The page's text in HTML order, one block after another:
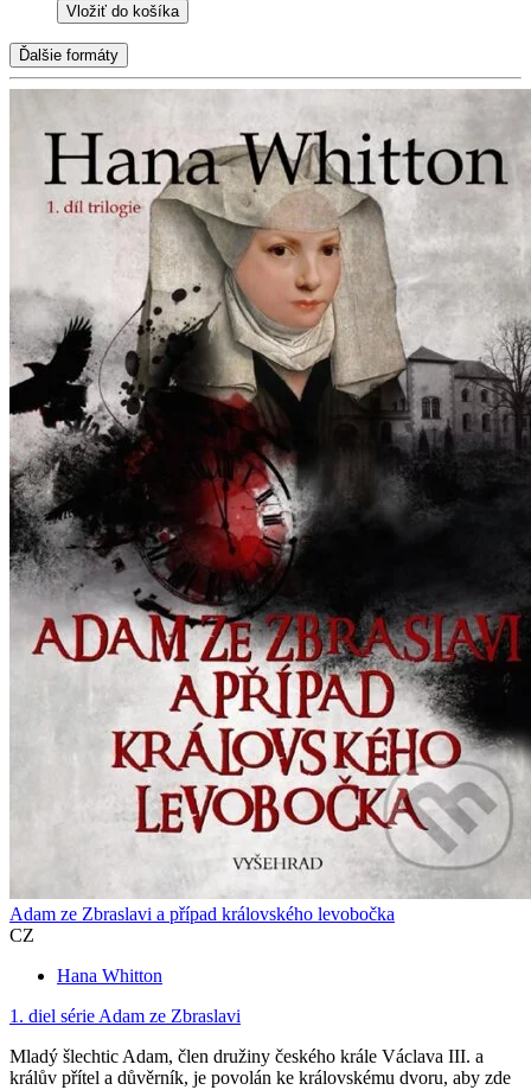
Vložiť do košíka
Ďalšie formáty
Adam ze Zbraslavi a případ královského levobočka
CZ
Hana Whitton
1. diel série Adam ze Zbraslavi
Mladý šlechtic Adam, člen družiny českého krále Václava III. a
králův přítel a důvěrník, je povolán ke královskému dvoru, aby zde